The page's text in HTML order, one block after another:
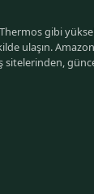
gibi
ulaşın.
sitelerinden,